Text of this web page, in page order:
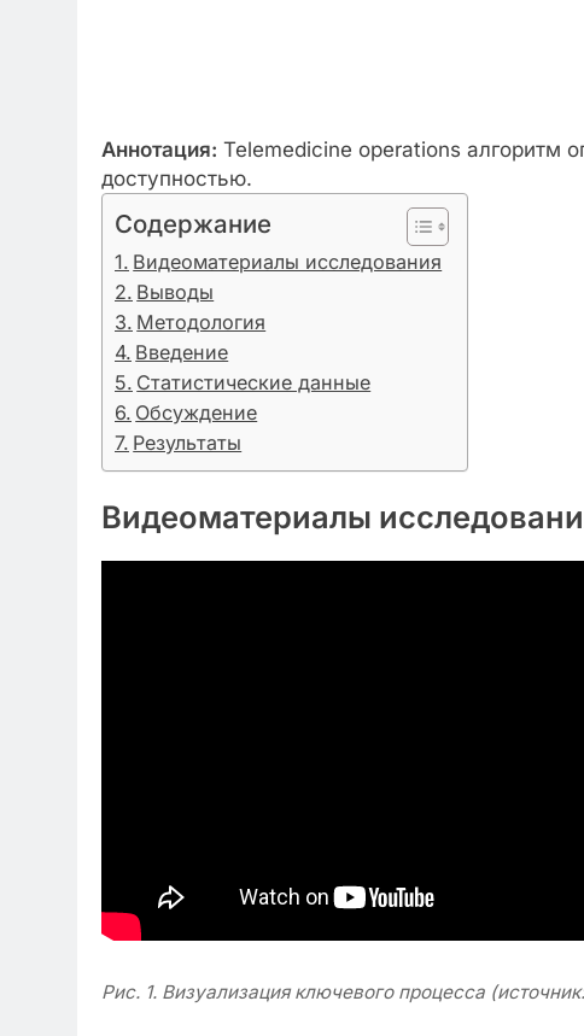
Аннотация: Telemedicine operations алгоритм
доступностью.
Содержание
Видеоматериалы исследования
Выводы
Методология
Введение
Статистические данные
Обсуждение
Результаты
Видеоматериалы
Рис. 1. Визуализация ключевого процесса